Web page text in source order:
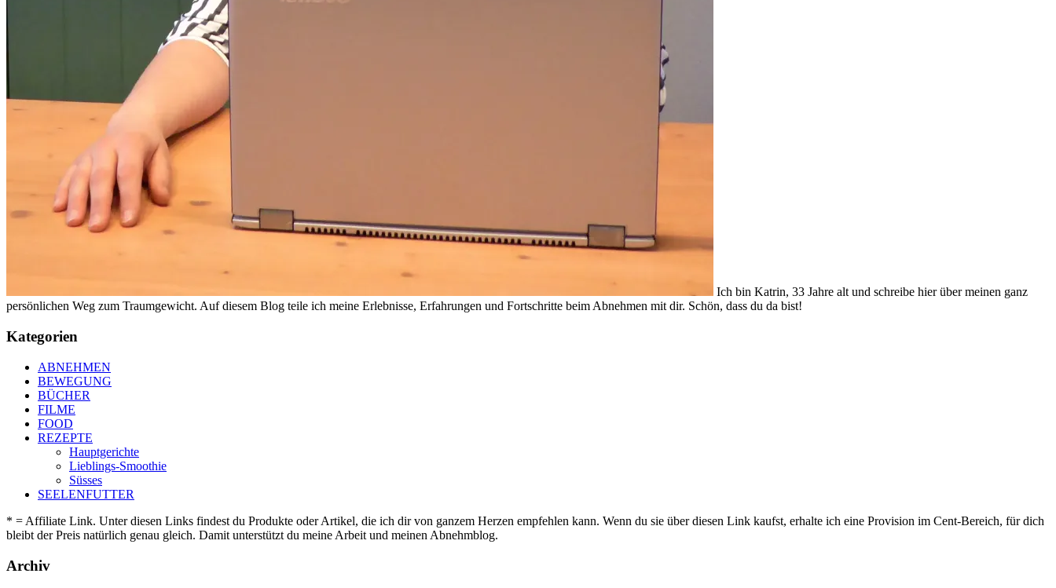
Ich bin Katrin, 33 Jahre alt und schreibe hier über meinen ganz
persönlichen Weg zum Traumgewicht. Auf diesem Blog teile ich meine Erlebnisse, Erfahrungen und Fortschritte beim Abnehmen mit dir. Schön, dass du da bist!
Kategorien
ABNEHMEN
BEWEGUNG
BÜCHER
FILME
FOOD
REZEPTE
Hauptgerichte
Lieblings-Smoothie
Süsses
SEELENFUTTER
* = Affiliate Link. Unter diesen Links findest du Produkte oder Artikel, die ich dir von ganzem Herzen empfehlen kann. Wenn du sie über diesen Link kaufst, erhalte ich eine Provision im Cent-Bereich, für dich
bleibt der Preis natürlich genau gleich. Damit unterstützt du meine Arbeit und meinen Abnehmblog.
Archiv